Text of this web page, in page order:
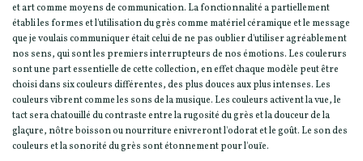
et art comme moyens de communication. La fonctionnalité a partiellement
établi les formes et l'utilisation du grès comme matériel céramique et le message
que je voulais communiquer était celui de ne pas oublier d'utiliser agréablement
nos sens, qui sont les premiers interrupteurs de nos émotions. Les coulerurs
sont une part essentielle de cette collection, en effet chaque modèle peut être
choisi dans six couleurs différentes, des plus douces aux plus intenses. Les
couleurs vibrent comme les sons de la musique. Les couleurs activent la vue, le
tact sera chatouillé du contraste entre la rugosité du grès et la douceur de la
glaçure, nôtre boisson ou nourriture enivreront l'odorat et le goût. Le son des
couleurs et la sonorité du grès sont étonnement pour l'ouïe.